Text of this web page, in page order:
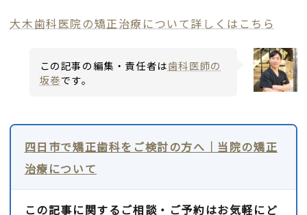
大木歯科医院の矯正治療について詳しくはこちら
この記事の編集・責任者は歯科医師の
坂巻です。
四日市で矯正歯科をご検討の方へ｜当院の矯正
治療について
この記事に関するご相談・ご予約はお気軽にど